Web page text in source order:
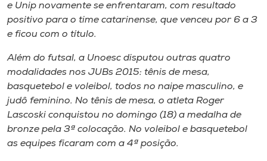
e Unip novamente se enfrentaram, com resultado
positivo para o time catarinense, que venceu por 6 a 3
e ficou com o título.
Além do futsal, a Unoesc disputou outras quatro
modalidades nos JUBs 2015: tênis de mesa,
basquetebol e voleibol, todos no naipe masculino, e
judô feminino. No tênis de mesa, o atleta Roger
Lascoski conquistou no domingo (18) a medalha de
bronze pela 3ª colocação. No voleibol e basquetebol
as equipes ficaram com a 4ª posição.